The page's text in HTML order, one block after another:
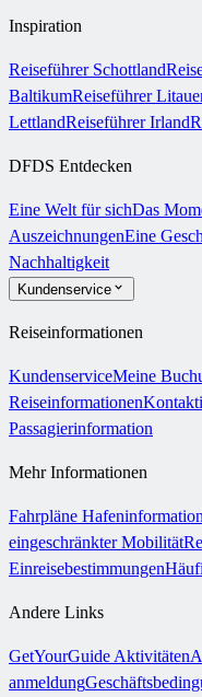
Inspiration
Reiseführer Schottland
BaltikumReiseführer
LettlandReiseführer Irland
DFDS Entdecken
Eine Welt für sichDas
AuszeichnungenEine
Nachhaltigkeit
Kundenservice
Reiseinformationen
KundenserviceMeine
Reiseinformationen
Passagierinformation
Mehr Informationen
Fahrpläne
eingeschränkter Mobilität
Einreisebestimmungen
Andere Links
GetYourGuide Aktivitäten
anmeldung